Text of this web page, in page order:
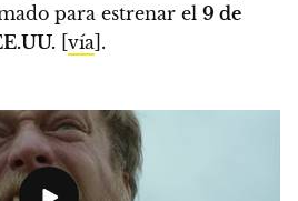
para estrenar el 9 de
[vía].